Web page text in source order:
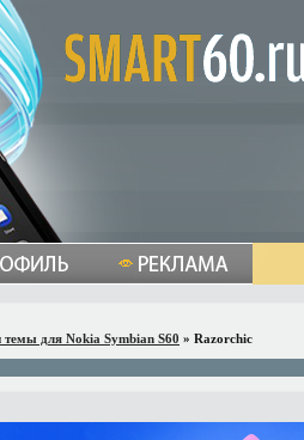
для Nokia Symbian S60 » Razorchic